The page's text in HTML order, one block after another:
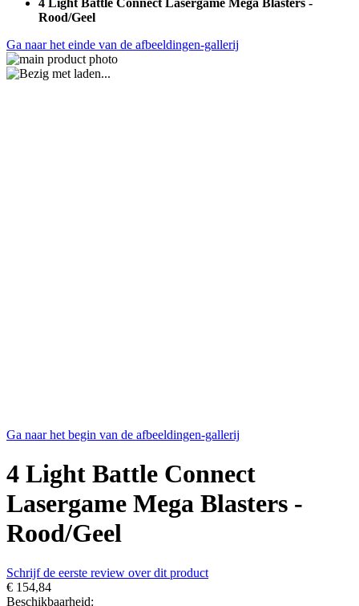
4 Light Battle Connect Lasergame Mega Blasters -
Rood/Geel
Ga naar het einde van de afbeeldingen-gallerij
Ga naar het begin van de afbeeldingen-gallerij
4 Light Battle Connect
Lasergame Mega Blasters -
Rood/Geel
Schrijf de eerste review over dit product
€ 154,84
Beschikbaarheid: